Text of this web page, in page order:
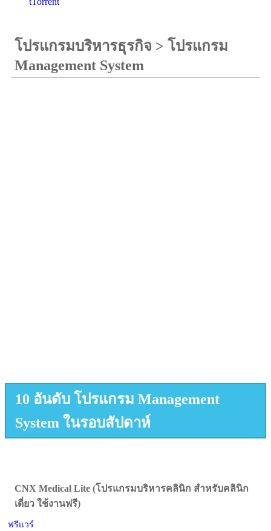
โปรแกรมบริหารธุรกิจ > โปรแกรม
Management System
10 อันดับ โปรแกรม Management
System ในรอบสัปดาห์
CNX Medical Lite (โปรแกรมบริหารคลินิก สำหรับคลินิก
เดี่ยว ใช้งานฟรี)
ฟรีแวร์